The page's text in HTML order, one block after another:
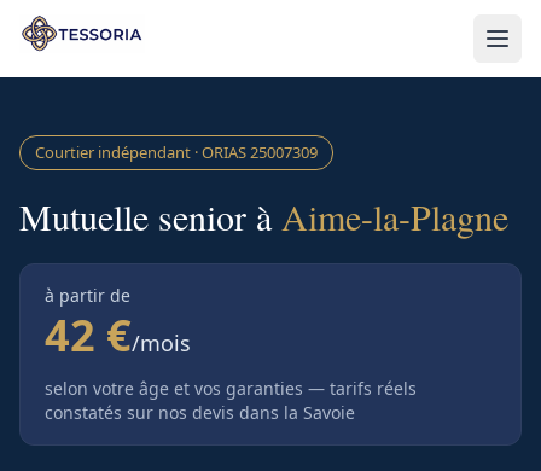
Aller au contenu principal
Courtier indépendant · ORIAS25007309
Mutuelle senior àAime-la-Plagne
à partir de
42 €/mois
selon votre âge et vos garanties — tarifs réels
constatés sur nos devis dans la Savoie